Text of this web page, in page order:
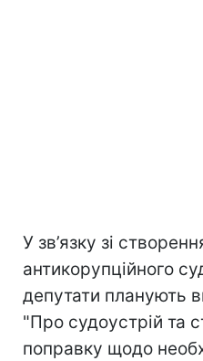
У зв’язку зі
антикорупційного
депутати планують
"Про судоустрій та
поправку щодо